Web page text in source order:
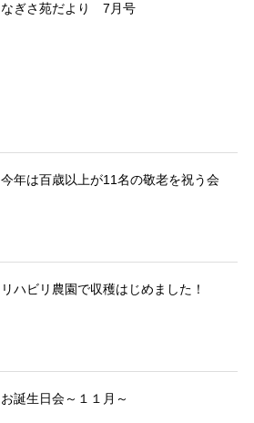
なぎさ苑だより 7月号
今年は百歳以上が11名の敬老を祝う会
リハビリ農園で収穫はじめました！
お誕生日会～１１月～